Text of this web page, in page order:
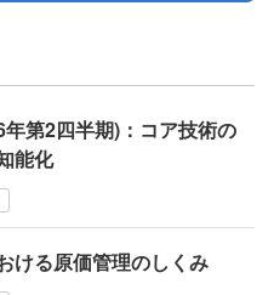
第2四半期)：コア技術の
能化
ける原価管理のしくみ